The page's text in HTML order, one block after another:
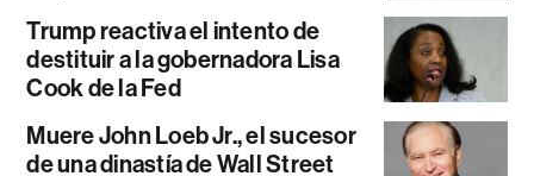
Trump reactiva el intento de
destituir a la gobernadora Lisa
Cook de la Fed
Muere John Loeb Jr., el sucesor
de una dinastía de Wall Street